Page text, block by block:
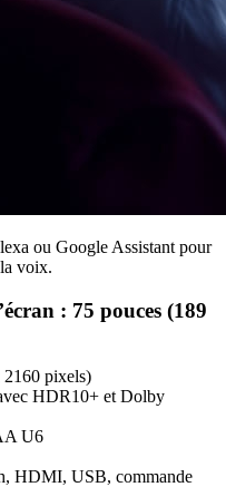
ou Google Assistant pour
voix.
: 75 pouces (189
pixels)
HDR10+ et Dolby
U6
HDMI, USB, commande